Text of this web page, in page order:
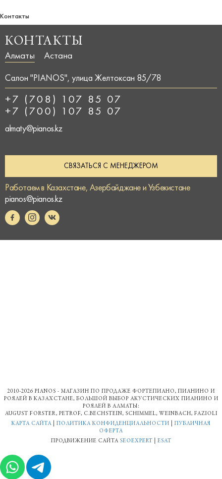
Контакты
КОНТАКТЫ
Алматы Астана
Салон "PIANOS", улица Желтоксан 85/78
+7 (708) 107 85 07
+7 (700) 107 85 07
almaty@pianos.kz
СВЯЗАТЬСЯ С МЕНЕДЖЕРОМ
Работаем в Казахстане, Азербайджане и Узбекистане
pianos@pianos.kz
2010-2026 PIANOS - МАГАЗИН ПО ПРОДАЖЕ ФОРТЕПИАНО, ПИАНИНО И
РОЯЛЕЙ В КАЗАХСТАНЕ, БОЛЬШОЙ ВЫБОР АКУСТИЧЕСКИХ ПИАНИНО И
РОЯЛЕЙ В АЛМАТЫ:
AUGUST FORSTER, PETROF, С.BECHSTEIN, SCHIMMEL, WEINBACH, FAZIOLI
КАРТА САЙТА
ПОЛИТИКА КОНФИДЕНЦИАЛЬНОСТИ
ПУБЛИЧНАЯ
ОФЕРТА
ПРОДВИЖЕНИЕ САЙТА SEOEXPERT ESAT